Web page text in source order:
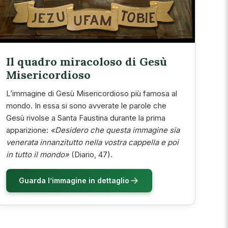
Il quadro miracoloso di Gesù
Misericordioso
L’immagine di Gesù Misericordioso più famosa al
mondo. In essa si sono avverate le parole che
Gesù rivolse a Santa Faustina durante la prima
apparizione: «Desidero che questa immagine sia
venerata innanzitutto nella vostra cappella e poi
in tutto il mondo»(Diario, 47).
Guarda l’immagine in dettaglio